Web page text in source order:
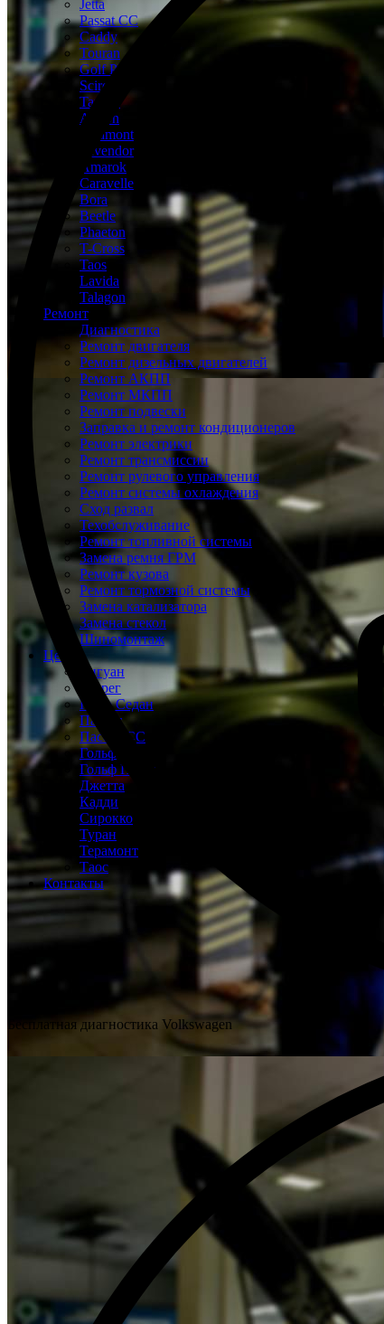
Jetta
Passat CC
Caddy
Touran
Golf Plus
Scirocco
Tayron
Arteon
Teramont
Tavendor
Amarok
Caravelle
Bora
Beetle
Phaeton
T-Cross
Taos
Lavida
Talagon
Ремонт
Диагностика
Ремонт двигателя
Ремонт дизельных двигателей
Ремонт АКПП
Ремонт МКПП
Ремонт подвески
Заправка и ремонт кондиционеров
Ремонт электрики
Ремонт трансмиссии
Ремонт рулевого управления
Ремонт системы охлаждения
Сход развал
Техобслуживание
Ремонт топливной системы
Замена ремня ГРМ
Ремонт кузова
Ремонт тормозной системы
Замена катализатора
Замена стекол
Шиномонтаж
Цены
Тигуан
Туарег
Поло Седан
Пассат
Пассат СС
Гольф
Гольф Плюс
Джетта
Кадди
Сирокко
Туран
Терамонт
Таос
Контакты
Бесплатная диагностика Volkswagen